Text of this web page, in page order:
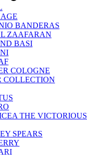
BANDERAS
ZAAFARAN
BASI
COLOGNE
COLLECTION
THE VICTORIOUS
SPEARS